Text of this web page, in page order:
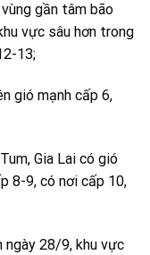
gần tâm bão
vực sâu hơn trong
13;
gió mạnh cấp 6,
Gia Lai có gió
8-9, có nơi cấp 10,
28/9, khu vực